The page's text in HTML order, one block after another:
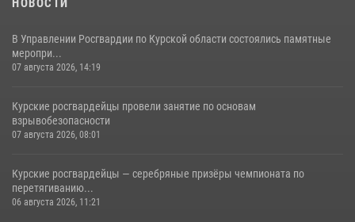
НОВОСТИ
В Управлении Росгвардии по Курской области состоялись памятные
меропри...
07 августа 2026, 14:19
Курские росгвардейцы провели занятие по основам
взрывобезопасности
07 августа 2026, 08:01
Курские росгвардейцы — серебряные призёры чемпионата по
перетягиванию...
06 августа 2026, 11:21